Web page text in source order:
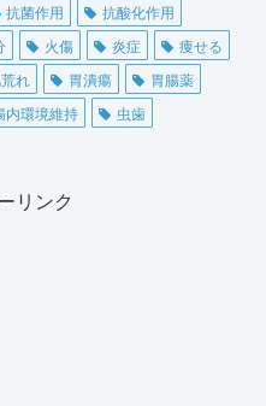
抗菌作用
抗酸化作用
火傷 炎症
痩せる
れ 胃潰瘍
胃腸薬
内環境維持
虫歯
リンク